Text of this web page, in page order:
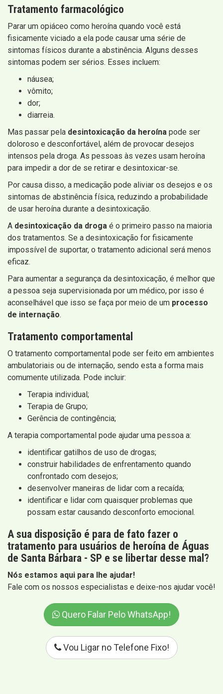
Tratamento farmacológico
Parar um opiáceo como heroína quando você está
fisicamente viciado a ela pode causar uma série de
sintomas físicos durante a abstinência. Alguns desses
sintomas podem ser sérios. Esses incluem:
náusea;
vômito;
dor;
diarreia.
Mas passar pela desintoxicação da heroína pode ser
doloroso e desconfortável, além de provocar desejos
intensos pela droga. As pessoas às vezes usam heroína
para impedir a dor de se retirar e desintoxicar-se.
Por causa disso, a medicação pode aliviar os desejos e os
sintomas de abstinência física, reduzindo a probabilidade
de usar heroína durante a desintoxicação.
A desintoxicação da droga é o primeiro passo na maioria
dos tratamentos. Se a desintoxicação for fisicamente
impossível de suportar, o tratamento adicional será menos
eficaz.
Para aumentar a segurança da desintoxicação, é melhor que
a pessoa seja supervisionada por um médico, por isso é
aconselhável que isso se faça por meio de um processo
de internação.
Tratamento comportamental
O tratamento comportamental pode ser feito em ambientes
ambulatoriais ou de internação, sendo esta a forma mais
comumente utilizada. Pode incluir:
Terapia individual;
Terapia de Grupo;
Gerência de contingência;
A terapia comportamental pode ajudar uma pessoa a:
identificar gatilhos de uso de drogas;
construir habilidades de enfrentamento quando
confrontado com desejos;
desenvolver maneiras de lidar com a recaída;
identificar e lidar com quaisquer problemas que
possam estar causando desconforto emocional.
A sua disposição é para de fato fazer o
tratamento para usuários de heroína de Águas
de Santa Bárbara - SP e se libertar desse mal?
Nós estamos aqui para lhe ajudar!
Fale com os nossos especialistas e deixe-nos ajudar você!
Quero Falar Pelo WhatsApp!
Vou Ligar no Telefone Fixo!